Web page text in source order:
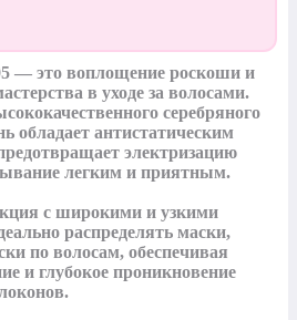
— это воплощение роскоши и
в уходе за волосами.
серебряного
обладает антистатическим
электризацию
легким и приятным.
с широкими и узкими
распределять маски,
по волосам, обеспечивая
и глубокое проникновение